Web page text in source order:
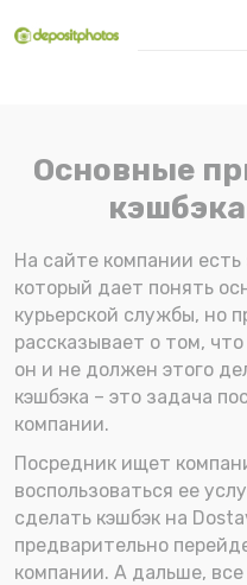
Основные
На сайте компании
который дает понять
курьерской службы, но
рассказывает о том,
он и не должен этого
кэшбэка – это задача
компании.
Посредник ищет
воспользоваться ее
сделать кэшбэк на
предварительно
компании. А дальше,